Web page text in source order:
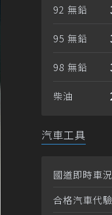
92 無鉛
95 無鉛
98 無鉛
柴油
汽車工具
國道即時車況
合格汽車代